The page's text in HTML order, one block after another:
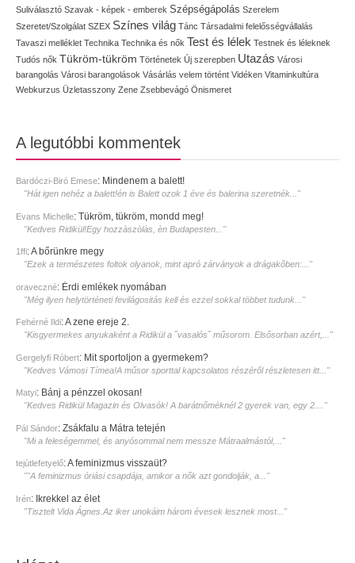
Suliválasztó Szavak - képek - emberek Szépségápolás Szerelem
Szeretet/Szolgálat SZEX Színes világ Tánc Társadalmi felelősségvállalás
Tavaszi melléklet Technika Technika és nők Test és lélek Testnek és léleknek
Tudós nők Tükröm-tükröm Történetek Új szerepben Utazás Városi
barangolás Városi barangolások Vásárlás velem történt Vidéken Vitaminkultúra
Webkurzus Üzletasszony Zene Zsebbevágó Önismeret
A legutóbbi kommentek
Bardóczi-Biró Emese: Mindenem a balett!
"Hát igen nehéz a balett!én is Balett ozok 1 éve és balerina szeretnék..."
Evans Michelle: Tükröm, tükröm, mondd meg!
"Kedves Ridikül!Egy hozzàszòlàs, èn Budapesten..."
1ffi:A bőrünkre megy
"Ezek a természetes foltok olyanok, mint apró zárványok a drágakőben:..."
oraveczné: Érdi emlékek nyomában
"Még ilyen helytörténeti fevilágositás kell és ezzel sokkal többet tudunk..."
Fehérné Ildi:A zene ereje 2.
"Kisgyermekes anyukaként a Ridikül a ˝vasalós˝ műsorom. Elsősorban azért,..."
Gergelyfi Róbert: Mit sportoljon a gyermekem?
"Kedves Vámosi Tímea!A műsor sporttal kapcsolatos részéről részletesen itt..."
Matyi: Bánj a pénzzel okosan!
"Kedves Ridikül Magazin és Olvasók! A barátnőméknél 2 gyerek van, egy 2...."
Pál Sándor: Zsákfalu a Mátra tetején
"Mi a feleségemmel, és anyósommal nem messze Mátraalmástól,..."
tejútlefetyelő:A feminizmus visszaüt?
""A feminizmus óriási csapdája, amikor a nők azt gondolják, a..."
Irén: Ikrekkel az élet
"Tisztelt Vida Ágnes.Az iker unokáim három évesek lesznek most..."